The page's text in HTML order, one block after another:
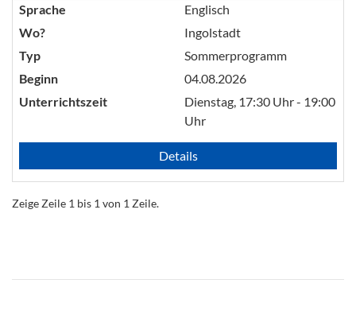
Sprache
Englisch
Wo?
Ingolstadt
Typ
Sommerprogramm
Beginn
04.08.2026
Unterrichtszeit
Dienstag, 17:30 Uhr - 19:00
Uhr
Details
Zeige Zeile 1 bis 1 von 1 Zeile.